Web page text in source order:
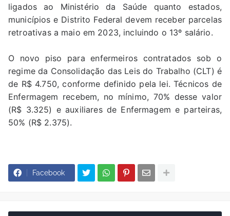
ligados ao Ministério da Saúde quanto estados,
municípios e Distrito Federal devem receber parcelas
retroativas a maio em 2023, incluindo o 13º salário.
O novo piso para enfermeiros contratados sob o
regime da Consolidação das Leis do Trabalho (CLT) é
de R$ 4.750, conforme definido pela lei. Técnicos de
Enfermagem recebem, no mínimo, 70% desse valor
(R$ 3.325) e auxiliares de Enfermagem e parteiras,
50% (R$ 2.375).
Facebook